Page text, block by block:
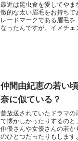
最近は昆虫食を愛してや
徴的な太い眉毛をお持ち
レードマークである眉毛
なったんですが、イメチェ
仲間由紀恵の若い
奈に似ている？
昔放送されていたドラマの
て懐かしかったりするの
俳優さんや女優さんの若
のひとつだったりもします